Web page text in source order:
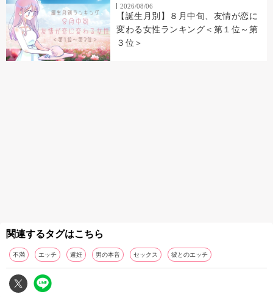
2026/08/06
【誕生月別】８月中旬、友情が恋に
変わる女性ランキング＜第１位～第
３位＞
関連するタグはこちら
不満 エッチ 避妊 男の本音 セックス 彼とのエッチ